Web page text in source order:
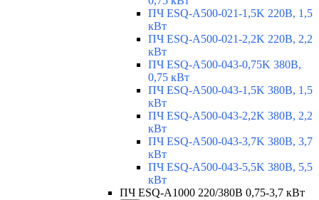
ПЧ ESQ-A500-021-1,5K 220В, 1,5
кВт
ПЧ ESQ-A500-021-2,2K 220В, 2,2
кВт
ПЧ ESQ-A500-043-0,75K 380В,
0,75 кВт
ПЧ ESQ-A500-043-1,5K 380В, 1,5
кВт
ПЧ ESQ-A500-043-2,2K 380В, 2,2
кВт
ПЧ ESQ-A500-043-3,7K 380В, 3,7
кВт
ПЧ ESQ-A500-043-5,5K 380В, 5,5
кВт
ПЧ ESQ-A1000 220/380В 0,75-3,7 кВт